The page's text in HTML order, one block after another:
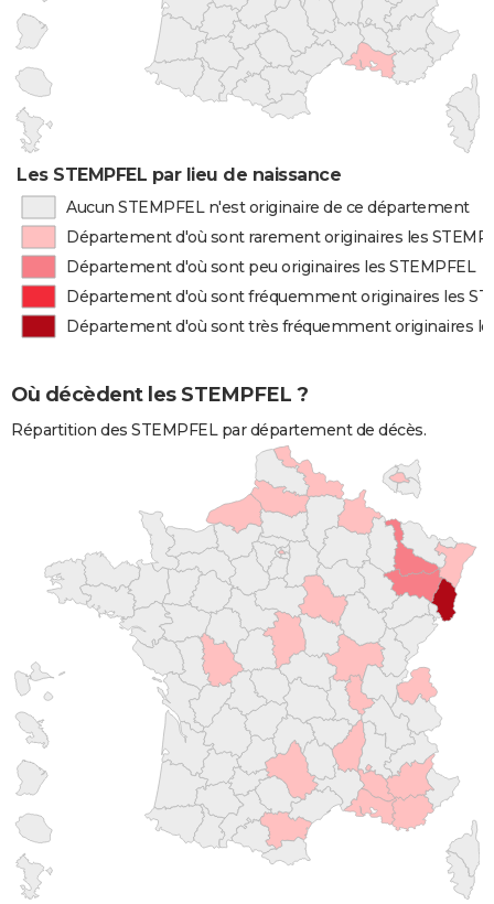
Les STEMPFEL par lieu de naissance
Aucun STEMPFEL n'est originaire de ce département
Département d'où sont rarement originaires les
Département d'où sont peu originaires les STEMPFEL
Département d'où sont fréquemment originaires les
Département d'où sont très fréquemment originaires
Où décèdent les STEMPFEL ?
Répartition des STEMPFEL par département de décès.